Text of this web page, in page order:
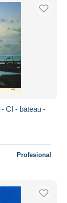
CI - bateau -
Profesional